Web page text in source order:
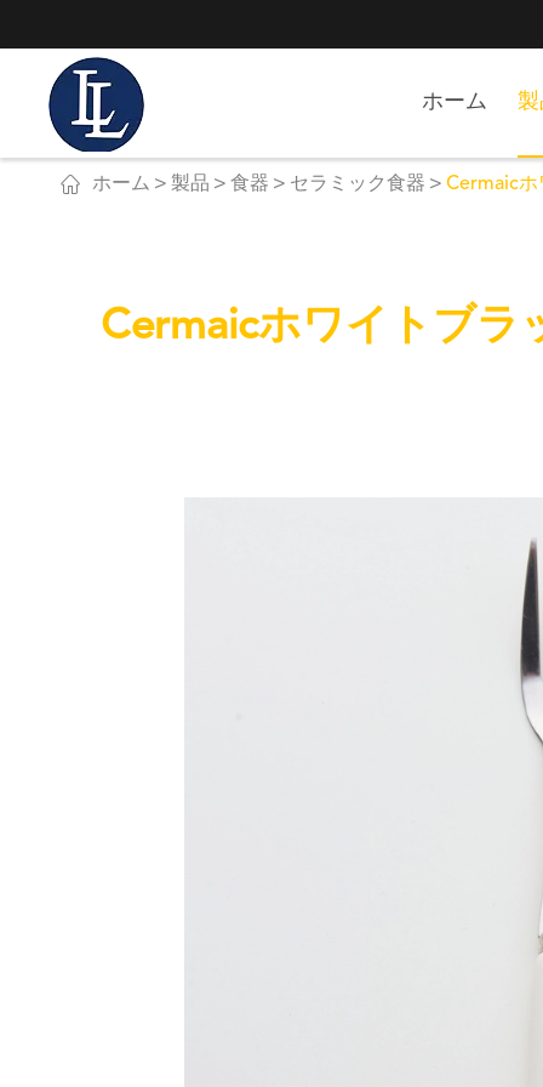
ホーム
 ホーム 製品 食器 セラミック食器 Cermaicホ
Cermaicホワイトブラ